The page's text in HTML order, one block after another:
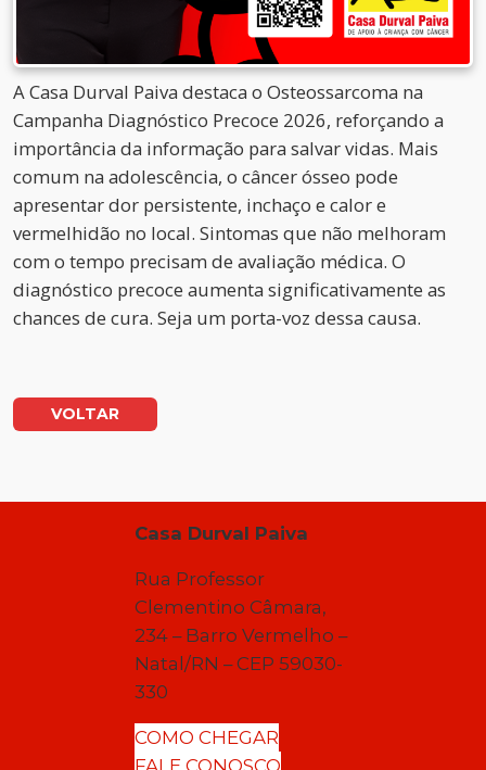
A Casa Durval Paiva destaca o Osteossarcoma na
Campanha Diagnóstico Precoce 2026, reforçando a
importância da informação para salvar vidas. Mais
comum na adolescência, o câncer ósseo pode
apresentar dor persistente, inchaço e calor e
vermelhidão no local. Sintomas que não melhoram
com o tempo precisam de avaliação médica. O
diagnóstico precoce aumenta significativamente as
chances de cura. Seja um porta-voz dessa causa.
VOLTAR
Casa Durval Paiva
Rua Professor
Clementino Câmara,
234 – Barro Vermelho –
Natal/RN – CEP 59030-
330
COMO CHEGAR